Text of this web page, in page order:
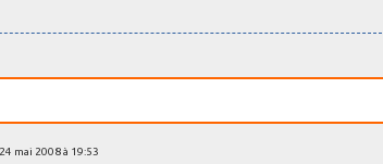
mai 2008 à 19:53